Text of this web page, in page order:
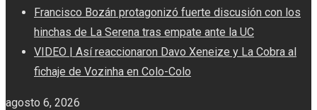
Francisco Bozán protagonizó fuerte discusión con los
hinchas de La Serena tras empate ante la UC
VIDEO | Así reaccionaron Davo Xeneize y La Cobra al
fichaje de Vozinha en Colo-Colo
agosto 6, 2026